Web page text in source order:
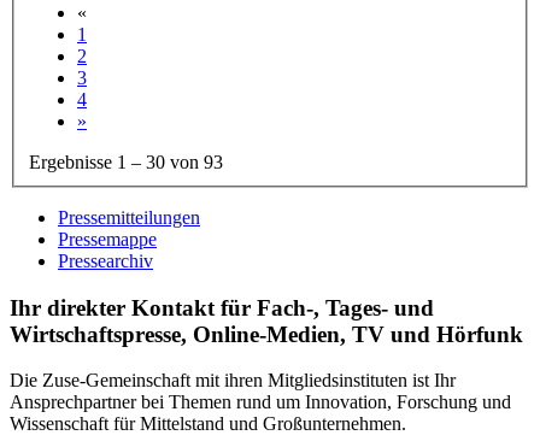
«
1
2
3
4
»
Ergebnisse 1 – 30 von 93
Pressemitteilungen
Pressemappe
Pressearchiv
Ihr direkter Kontakt für Fach-, Tages- und
Wirtschaftspresse, Online-Medien, TV und Hörfunk
Die Zuse-Gemeinschaft mit ihren Mitgliedsinstituten ist Ihr
Ansprechpartner bei Themen rund um Innovation, Forschung und
Wissenschaft für Mittelstand und Großunternehmen.